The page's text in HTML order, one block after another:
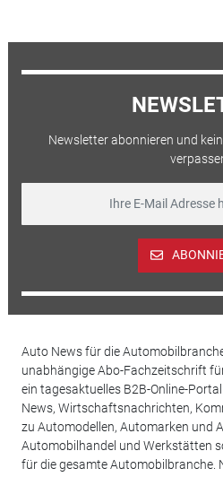
Newsletter abonnieren und
Auto News für die
unabhängige Abo-Fachzeitschrift
ein tagesaktuelles B2B-Online-
News, Wirtschaftsnachrichten,
zu Automodellen, Automarken und
Automobilhandel und Werkstätten
für die gesamte Automobilbranche.